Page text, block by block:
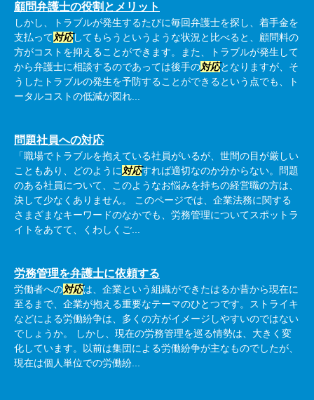
顧問弁護士の役割とメリット
しかし、トラブルが発生するたびに毎回弁護士を探し、着手金を
支払って対応してもらうというような状況と比べると、顧問料の
方がコストを抑えることができます。また、トラブルが発生して
から弁護士に相談するのであっては後手の対応となりますが、そ
うしたトラブルの発生を予防することができるという点でも、ト
ータルコストの低減が図れ...
問題社員への対応
「職場でトラブルを抱えている社員がいるが、世間の目が厳しい
こともあり、どのように 対応すれば適切なのか分からない。問題
のある社員について、このようなお悩みを持ちの経営職の方は、
決して少なくありません。 このページでは、企業法務に関する
さまざまなキーワードのなかでも、労務管理についてスポットラ
イトをあてて、くわしくご...
労務管理を弁護士に依頼する
労働者への対応は、企業という組織ができたはるか昔から現在に
至るまで、企業が抱える重要なテーマのひとつです。ストライキ
などによる労働紛争は、多くの方がイメージしやすいのではない
でしょうか。 しかし、現在の労務管理を巡る情勢は、大きく変
化しています。以前は集団による労働紛争が主なものでしたが、
現在は個人単位での労働紛...